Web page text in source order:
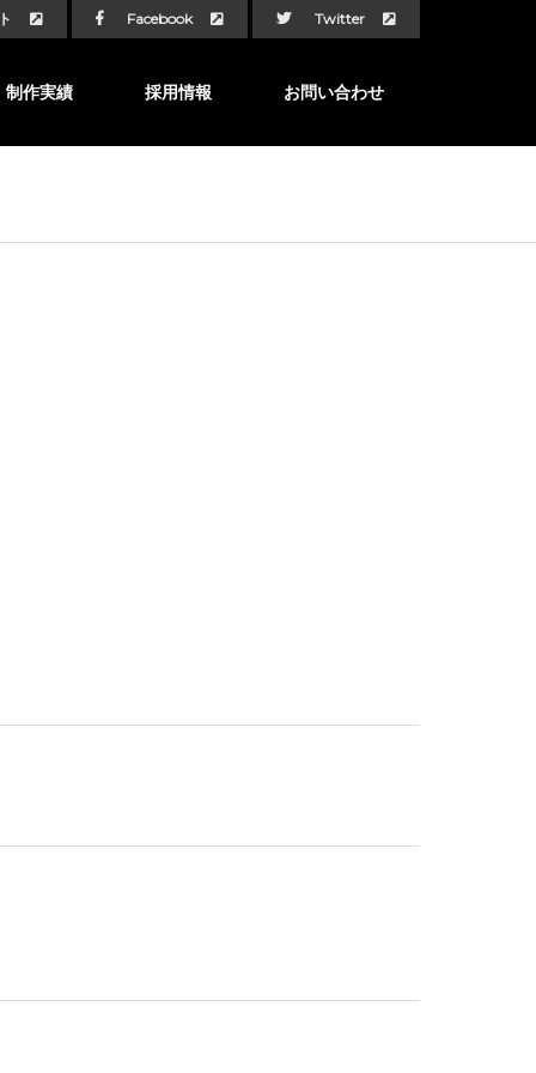
Facebook Twitter
制作実績 採用情報 お問い合わせ